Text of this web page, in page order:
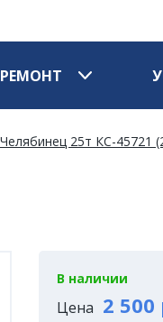
РЕМОНТ
25т КС-45721
В наличии
Цена 2 500